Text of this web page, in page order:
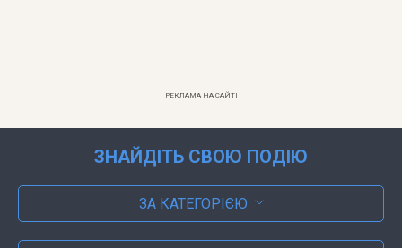
РЕКЛАМА НА САЙТІ
ЗНАЙДІТЬ СВОЮ ПОДІЮ
ЗА КАТЕГОРІЄЮ